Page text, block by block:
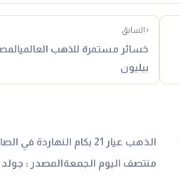
‹ السابق
خسائر مستمرة للذهب
بيليون
الذهب عيار 21 بكام
منتصف اليوم الجمعةالمصدر : جولد